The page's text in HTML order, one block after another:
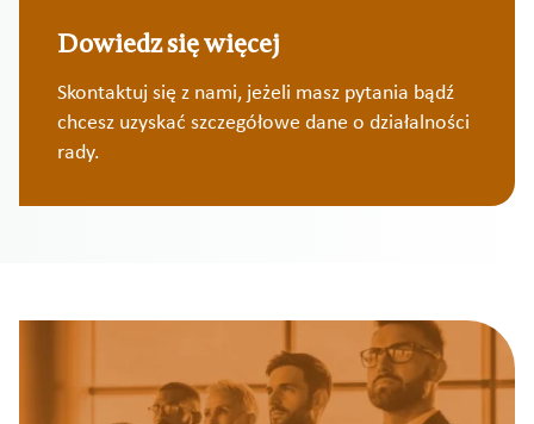
Dowiedz się więcej
Skontaktuj się z nami, jeżeli masz pytania bądź
chcesz uzyskać szczegółowe dane o działalności
rady.